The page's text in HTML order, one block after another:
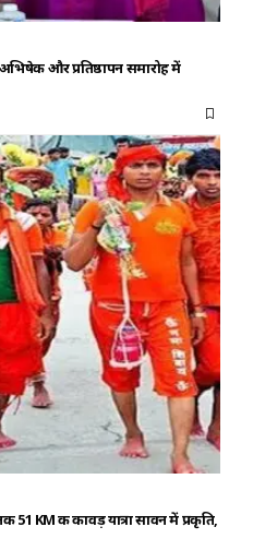
और प्रतिष्ठापन समारोह में
KM की कावड़ यात्रा सावन में प्रकृति,